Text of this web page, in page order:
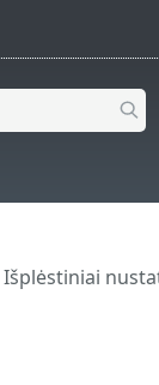
Išplėstiniai